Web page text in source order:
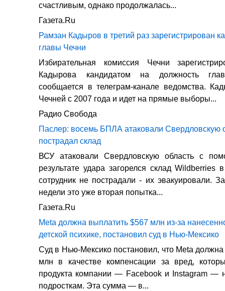
счастливым, однако продолжалась...
Газета.Ru
Рамзан Кадыров в третий раз зарегистрирован
главы Чечни
Избирательная комиссия Чечни
Кадырова кандидатом на должность
сообщается в телеграм-канале ведомства.
Чечней с 2007 года и идет на прямые выборы...
Радио Свобода
Паслер: восемь БПЛА атаковали Свердловскую
пострадал склад
ВСУ атаковали Свердловскую область с
результате удара загорелся склад Wildberries
сотрудник не пострадали - их эвакуировали.
недели это уже вторая попытка...
Газета.Ru
Meta должна выплатить $567 млн из-за
детской психике, постановил суд в Нью-Мексико
Суд в Нью-Мексико постановил, что Meta
млн в качестве компенсации за вред,
продукта компании — Facebook и Instagram —
подросткам. Эта сумма — в...